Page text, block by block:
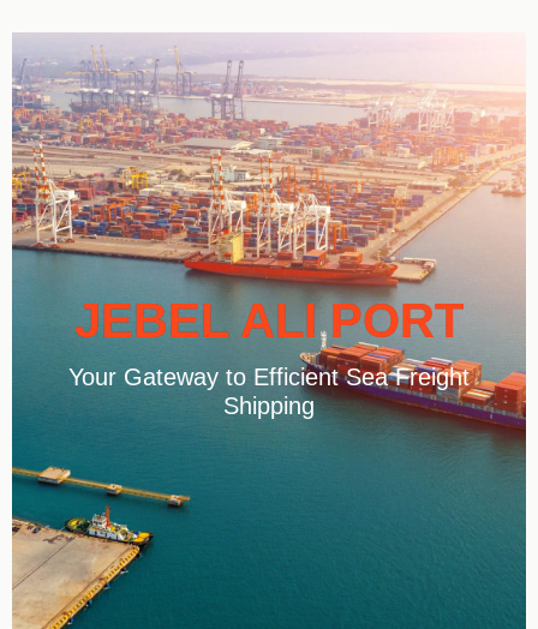
JEBEL ALI PORT
Your Gateway to Efficient Sea Freight
Shipping